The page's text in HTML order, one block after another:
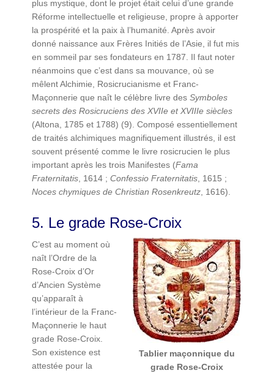
plus mystique, dont le projet était celui d’une grande
Réforme intellectuelle et religieuse, propre à apporter
la prospérité et la paix à l’humanité. Après avoir
donné naissance aux Frères Initiés de l’Asie, il fut mis
en sommeil par ses fondateurs en 1787. Il faut noter
néanmoins que c’est dans sa mouvance, où se
mêlent Alchimie, Rosicrucianisme et Franc-
Maçonnerie que naît le célèbre livre desSymboles
secrets des Rosicruciens des XVIIe et XVIIIe siècles
(Altona, 1785 et 1788) (9). Composé essentiellement
de traités alchimiques magnifiquement illustrés, il est
souvent présenté comme le livre rosicrucien le plus
important après les trois Manifestes (Fama
Fraternitatis, 1614 ; Confessio Fraternitatis, 1615 ;
Noces chymiques de Christian Rosenkreutz, 1616).
5. Le grade Rose-Croix
Tablier maçonnique du
grade Rose-Croix
C’est au moment où
naît l’Ordre de la
Rose-Croix d’Or
d’Ancien Système
qu’apparaît à
l’intérieur de la Franc-
Maçonnerie le haut
grade Rose-Croix.
Son existence est
attestée pour la